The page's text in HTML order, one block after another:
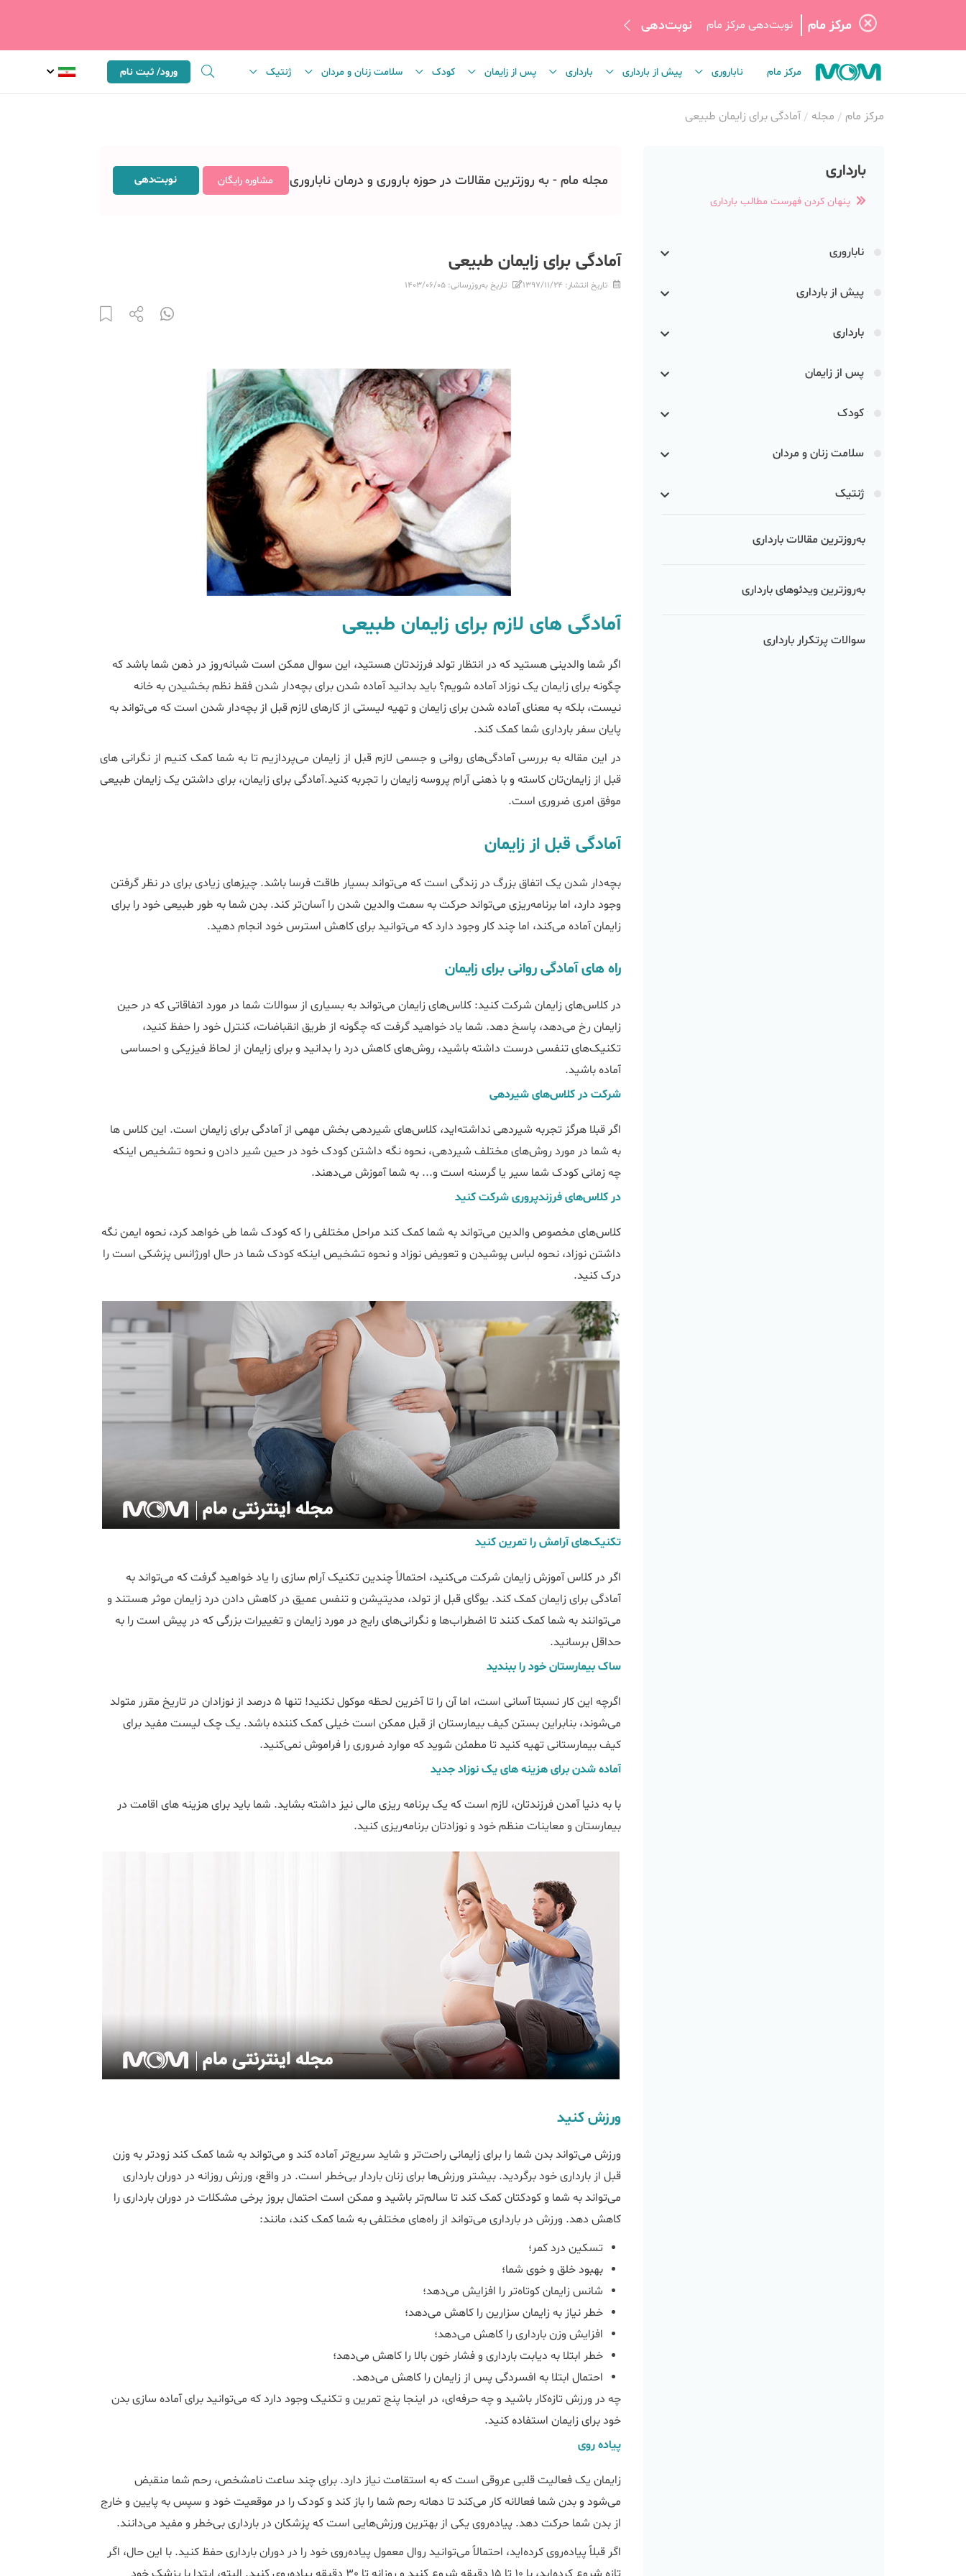
مرکز مام نوبت‌دهی مرکز مام نوبت‌دهی
مرکز مام ناباروری پیش از بارداری بارداری پس از زایمان کودک سلامت زنان و مردان ژنتیک ورود/ ثبت نام
مرکز مام مجله آمادگی برای زایمان طبیعی
بارداری
پنهان کردن فهرست مطالب بارداری
ناباروری
پیش از بارداری
بارداری
پس از زایمان
کودک
سلامت زنان و مردان
ژنتیک
به‌روزترین مقالات بارداری
به‌روزترین ویدئوهای بارداری
سوالات پرتکرار بارداری
مجله مام - به روزترین مقالات در حوزه باروری و درمان ناباروری مشاوره رایگان نوبت‌دهی
آمادگی برای زایمان طبیعی
تاریخ انتشار: ۱۳۹۷/۱۱/۲۴ تاریخ به‌روزرسانی: ۱۴۰۳/۰۶/۰۵
آمادگی های لازم برای زایمان طبیعی
اگر شما والدینی هستید که در انتظار تولد فرزند‌تان هستید، این سوال ممکن است شبانه‌روز در ذهن شما باشد که
چگونه برای زایمان یک نوزاد آماده شویم؟ باید بدانید آماده شدن برای بچه‌دار شدن فقط نظم بخشیدن به خانه
نیست، بلکه به معنای آماده شدن برای زایمان و تهیه لیستی از کارهای لازم قبل از بچه‌دار شدن است که می‌تواند به
پایان سفر بارداری شما کمک کند.
در این مقاله به بررسی آمادگی‌های روانی و جسمی لازم قبل از زایمان می‌پردازیم تا به شما کمک کنیم از نگرانی های
قبل از زایمان‌تان کاسته و با ذهنی آرام پروسه زایمان را تجربه کنید.آمادگی برای زایمان، برای داشتن یک زایمان طبیعی
موفق امری ضروری است.
آمادگی قبل از زایمان
بچه‌دار شدن یک اتفاق بزرگ در زندگی است که می‌تواند بسیار طاقت فرسا باشد. چیزهای زیادی برای در نظر گرفتن
وجود دارد، اما برنامه‌ریزی می‌تواند حرکت به سمت والدین شدن را آسان‌تر کند. بدن شما به طور طبیعی خود را برای
زایمان آماده می‌کند، اما چند کار وجود دارد که می‌توانید برای کاهش استرس خود انجام دهید.
راه های آمادگی روانی برای زایمان
در کلاس‌های زایمان شرکت کنید: کلاس‌های زایمان می‌تواند به بسیاری از سوالات شما در مورد اتفاقاتی که در حین
زایمان رخ می‌دهد، پاسخ دهد. شما یاد خواهید گرفت که چگونه از طریق انقباضات، کنترل خود را حفظ کنید،
تکنیک‌های تنفسی درست داشته باشید، روش‌های کاهش درد را بدانید و برای زایمان از لحاظ فیزیکی و احساسی
آماده باشید.
شرکت در کلاس‌های شیردهی
اگر قبلا هرگز تجربه شیردهی نداشته‌اید، کلاس‌های شیردهی بخش مهمی از آمادگی برای زایمان است. این کلاس ها
به شما در مورد روش‌های مختلف شیردهی، نحوه نگه داشتن کودک خود در حین شیر دادن و نحوه تشخیص اینکه
چه زمانی کودک شما سیر یا گرسنه است و... به شما آموزش می‌دهند.
در کلاس‌های فرزندپروری شرکت کنید
کلاس‌های مخصوص والدین می‌تواند به شما کمک کند مراحل مختلفی را که کودک شما طی خواهد کرد، نحوه ایمن نگه
داشتن نوزاد، نحوه لباس پوشیدن و تعویض نوزاد و نحوه تشخیص اینکه کودک شما در حال اورژانس پزشکی است را
درک کنید.
تکنیک‌های آرامش را تمرین کنید
اگر در کلاس آموزش زایمان شرکت می‌کنید، احتمالاً چندین تکنیک آرام سازی را یاد خواهید گرفت که می‌تواند به
آمادگی برای زایمان کمک کند. یوگای قبل از تولد، مدیتیشن و تنفس عمیق در کاهش دادن درد زایمان موثر هستند و
می‌توانند به شما کمک کنند تا اضطراب‌ها و نگرانی‌های رایج در مورد زایمان و تغییرات بزرگی که در پیش است را به
حداقل برسانید.
ساک بیمارستان خود را ببندید
اگرچه این کار نسبتا آسانی است، اما آن را تا آخرین لحظه موکول نکنید! تنها 5 درصد از نوزادان در تاریخ مقرر متولد
می‌شوند، بنابراین بستن کیف بیمارستان از قبل ممکن است خیلی کمک کننده باشد. یک چک لیست مفید برای
کیف بیمارستانی تهیه کنید تا مطمئن شوید که موارد ضروری را فراموش نمی‌کنید.
آماده شدن برای هزینه های یک نوزاد جدید
با به دنیا آمدن فرزندتان، لازم است که یک برنامه ریزی مالی نیز داشته بشاید. شما باید برای هزینه های اقامت در
بیمارستان و معاینات منظم خود و نوزادتان برنامه‌ریزی کنید.
ورزش کنید
ورزش می‌تواند بدن شما را برای زایمانی راحت‌تر و شاید سریع‌تر آماده کند و می‌تواند به شما کمک کند زودتر به وزن
قبل از بارداری خود برگردید. بیشتر ورزش‌ها برای زنان باردار بی‌خطر است. در واقع، ورزش روزانه در دوران بارداری
می‌تواند به شما و کودکتان کمک کند تا سالم‌تر باشید و ممکن است احتمال بروز برخی مشکلات در دوران بارداری را
کاهش دهد. ورزش در بارداری می‌تواند از راه‌های مختلفی به شما کمک کند، مانند:
تسکین درد کمر؛
بهبود خلق و خوی شما؛
شانس زایمان کوتاه‌تر را افزایش می‌دهد؛
خطر نیاز به زایمان سزارین را کاهش می‌دهد؛
افزایش وزن بارداری را کاهش می‌دهد؛
خطر ابتلا به دیابت بارداری و فشار خون بالا را کاهش می‌دهد؛
احتمال ابتلا به افسردگی پس از زایمان را کاهش می‌دهد.
چه در ورزش تازه‌کار باشید و چه حرفه‌ای، در اینجا پنج تمرین و تکنیک وجود دارد که می‌توانید برای آماده سازی بدن
خود برای زایمان استفاده کنید.
پیاده روی
زایمان یک فعالیت قلبی عروقی است که به استقامت نیاز دارد. برای چند ساعت نامشخص، رحم شما منقبض
می‌شود و بدن شما فعالانه کار می‌کند تا دهانه رحم شما را باز کند و کودک را در موقعیت خود و سپس به پایین و خارج
از بدن شما حرکت دهد. پیاده‌روی یکی از بهترین ورزش‌هایی است که پزشکان در بارداری بی‌خطر و مفید می‌دانند.
اگر قبلاً پیاده‌روی کرده‌اید، احتمالاً می‌توانید روال معمول پیاده‌روی خود را در دوران بارداری حفظ کنید. با این حال، اگر